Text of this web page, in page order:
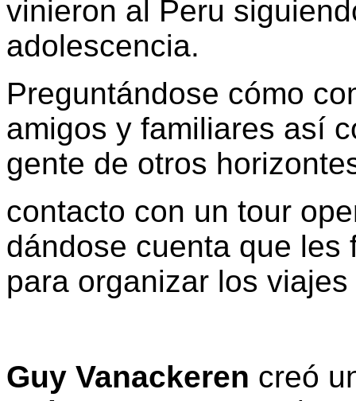
vinieron al Peru
adolescencia.
Preguntándose cómo
amigos y familiares así
gente de otros
contacto con un tour
dándose cuenta que les
para organizar los
Guy Vanackeren creó